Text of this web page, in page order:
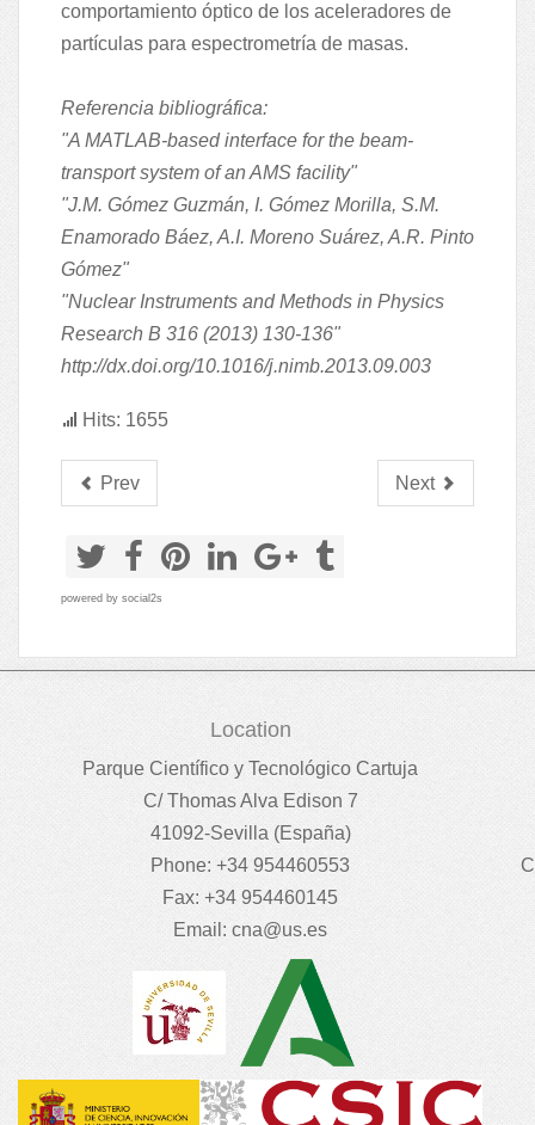
comportamiento óptico de los aceleradores de
partículas para espectrometría de masas.
Referencia bibliográfica:
"A MATLAB-based interface for the beam-
transport system of an AMS facility"
"J.M. Gómez Guzmán, I. Gómez Morilla, S.M.
Enamorado Báez, A.I. Moreno Suárez, A.R. Pinto
Gómez"
"Nuclear Instruments and Methods in Physics
Research B 316 (2013) 130-136"
http://dx.doi.org/10.1016/j.nimb.2013.09.003
Hits: 1655
Prev Next
powered by social2s
Location
Parque Científico y Tecnológico Cartuja
C/ Thomas Alva Edison 7
41092-Sevilla (España)
Phone: +34 954460553
Fax: +34 954460145
Email: cna@us.es